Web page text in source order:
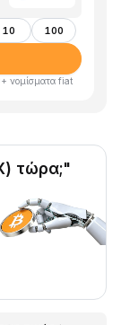
10 100
νομίσματα fiat
τώρα;"